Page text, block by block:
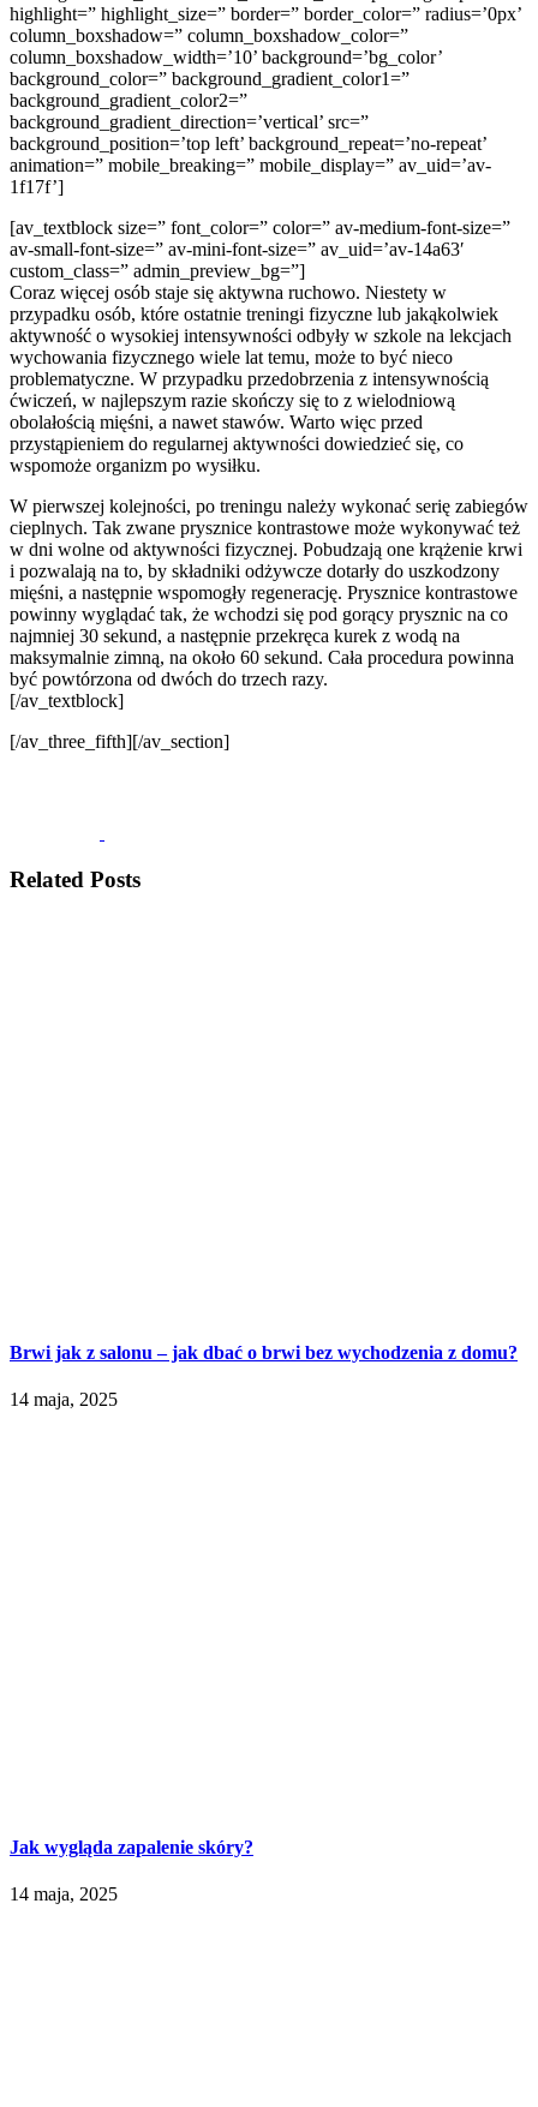
highlight=” highlight_size=” border=” border_color=” radius=’0px’
column_boxshadow=” column_boxshadow_color=”
column_boxshadow_width=’10’ background=’bg_color’
background_color=” background_gradient_color1=”
background_gradient_color2=”
background_gradient_direction=’vertical’ src=”
background_position=’top left’ background_repeat=’no-repeat’
animation=” mobile_breaking=” mobile_display=” av_uid=’av-
1f17f’]
[av_textblock size=” font_color=” color=” av-medium-font-size=”
av-small-font-size=” av-mini-font-size=” av_uid=’av-14a63′
custom_class=” admin_preview_bg=”]
Coraz więcej osób staje się aktywna ruchowo. Niestety w
przypadku osób, które ostatnie treningi fizyczne lub jakąkolwiek
aktywność o wysokiej intensywności odbyły w szkole na lekcjach
wychowania fizycznego wiele lat temu, może to być nieco
problematyczne. W przypadku przedobrzenia z intensywnością
ćwiczeń, w najlepszym razie skończy się to z wielodniową
obolałością mięśni, a nawet stawów. Warto więc przed
przystąpieniem do regularnej aktywności dowiedzieć się, co
wspomoże organizm po wysiłku.
W pierwszej kolejności, po treningu należy wykonać serię zabiegów
cieplnych. Tak zwane prysznice kontrastowe może wykonywać też
w dni wolne od aktywności fizycznej. Pobudzają one krążenie krwi
i pozwalają na to, by składniki odżywcze dotarły do uszkodzony
mięśni, a następnie wspomogły regenerację. Prysznice kontrastowe
powinny wyglądać tak, że wchodzi się pod gorący prysznic na co
najmniej 30 sekund, a następnie przekręca kurek z wodą na
maksymalnie zimną, na około 60 sekund. Cała procedura powinna
być powtórzona od dwóch do trzech razy.
[/av_textblock]
[/av_three_fifth][/av_section]
Related Posts
Brwi jak z salonu – jak dbać o brwi bez wychodzenia z domu?
14 maja, 2025
Jak wygląda zapalenie skóry?
14 maja, 2025